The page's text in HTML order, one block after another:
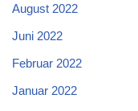
August 2022
Juni 2022
Februar 2022
Januar 2022